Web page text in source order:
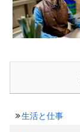
生活と仕事